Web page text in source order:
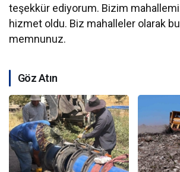
teşekkür ediyorum. Bizim
hizmet oldu. Biz mahalleler olarak
memnunuz.
Göz Atın